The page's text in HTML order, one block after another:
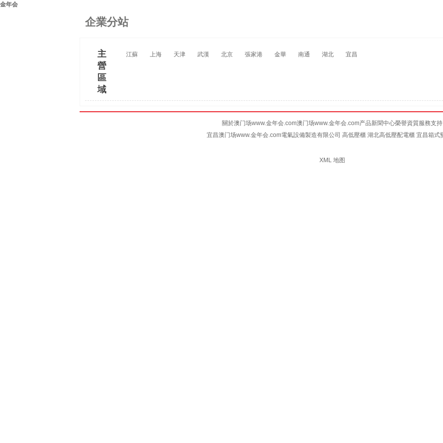
金年会
企業分站
主
營
區
域
江蘇 上海 天津 武漢 北京 張家港 金華 南通 湖北 宜昌
關於澳门场www.金年会.com澳门场www.金年会.com产品新聞中心榮譽資質服務支持
宜昌澳门场www.金年会.com電氣設備製造有限公司 高低壓櫃 湖北高低壓配電櫃 宜昌箱式
XML 地图